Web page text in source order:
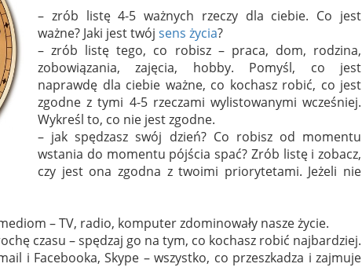
– zrób listę 4-5 ważnych rzeczy dla ciebie. Co jest
ważne? Jaki jest twój sens życia?
– zrób listę tego, co robisz – praca, dom, rodzina,
zobowiązania, zajęcia, hobby. Pomyśl, co jest
naprawdę dla ciebie ważne, co kochasz robić, co jest
zgodne z tymi 4-5 rzeczami wylistowanymi wcześniej.
Wykreśl to, co nie jest zgodne.
– jak spędzasz swój dzień? Co robisz od momentu
wstania do momentu pójścia spać? Zrób listę i zobacz,
czy jest ona zgodna z twoimi priorytetami. Jeżeli nie
– TV, radio, komputer zdominowały nasze życie.
czasu – spędzaj go na tym, co kochasz robić najbardziej.
i Facebooka, Skype – wszystko, co przeszkadza i zajmuje